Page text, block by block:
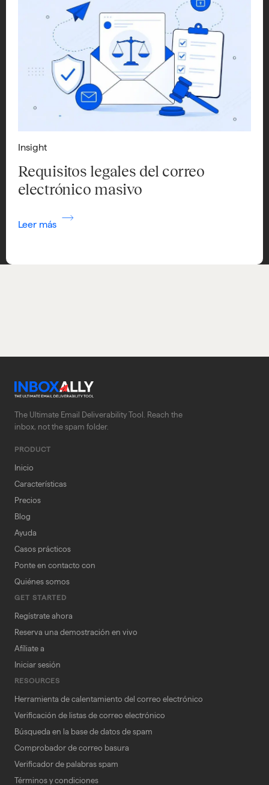
Insight
Requisitos legales del correo
electrónico masivo
Leer más
The Ultimate Email Deliverability Tool. Reach the
inbox, not the spam folder.
PRODUCT
Inicio
Características
Precios
Blog
Ayuda
Casos prácticos
Ponte en contacto con
Quiénes somos
GET STARTED
Regístrate ahora
Reserva una demostración en vivo
Afíliate a
Iniciar sesión
RESOURCES
Herramienta de calentamiento del correo electrónico
Verificación de listas de correo electrónico
Búsqueda en la base de datos de spam
Comprobador de correo basura
Verificador de palabras spam
Términos y condiciones